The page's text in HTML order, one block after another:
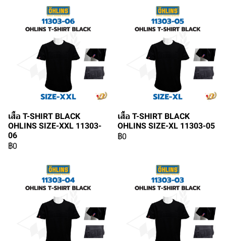
เสื้อ T-SHIRT BLACK
OHLINS SIZE-XXL 11303-
06
฿0
เสื้อ T-SHIRT BLACK
OHLINS SIZE-XL 11303-05
฿0